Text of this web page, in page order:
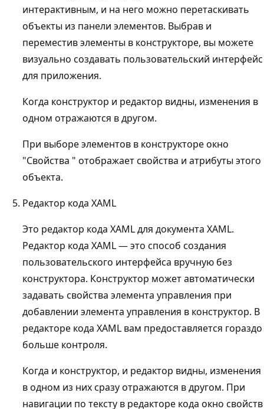
интерактивным, и на него можно перетаскивать
объекты из панели элементов. Выбрав и
переместив элементы в конструкторе, вы можете
визуально создавать пользовательский интерфейс
для приложения.
Когда конструктор и редактор видны, изменения в
одном отражаются в другом.
При выборе элементов в конструкторе окно
"Свойства " отображает свойства и атрибуты этого
объекта.
Редактор кода XAML
Это редактор кода XAML для документа XAML.
Редактор кода XAML — это способ создания
пользовательского интерфейса вручную без
конструктора. Конструктор может автоматически
задавать свойства элемента управления при
добавлении элемента управления в конструктор. В
редакторе кода XAML вам предоставляется гораздо
больше контроля.
Когда и конструктор, и редактор видны, изменения
в одном из них сразу отражаются в другом. При
навигации по тексту в редакторе кода окно свойств